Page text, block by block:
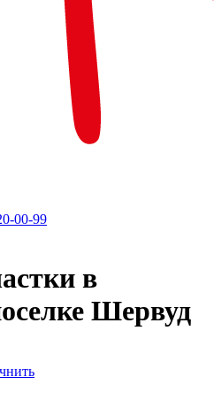
00-99
в
Шервуд